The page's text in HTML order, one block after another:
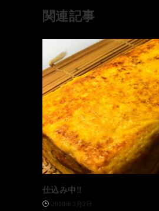
関連記事
仕込み中‼️
2018年3月2日